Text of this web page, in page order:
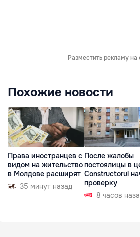
Разместить рекламу на
Похожие новости
Права иностранцев с
видом на жительство
в Молдове расширят
35 минут назад
После жалобы
постоялицы в
Constructorul
проверку
8 часов